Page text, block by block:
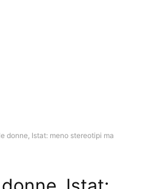
donne, Istat: meno stereotipi ma